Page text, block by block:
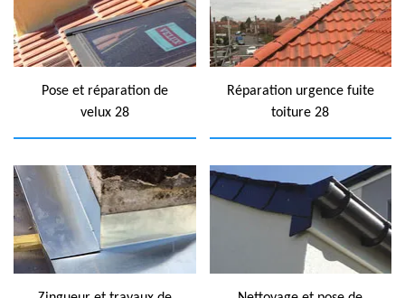
Pose et réparation de
velux 28
Réparation urgence fuite
toiture 28